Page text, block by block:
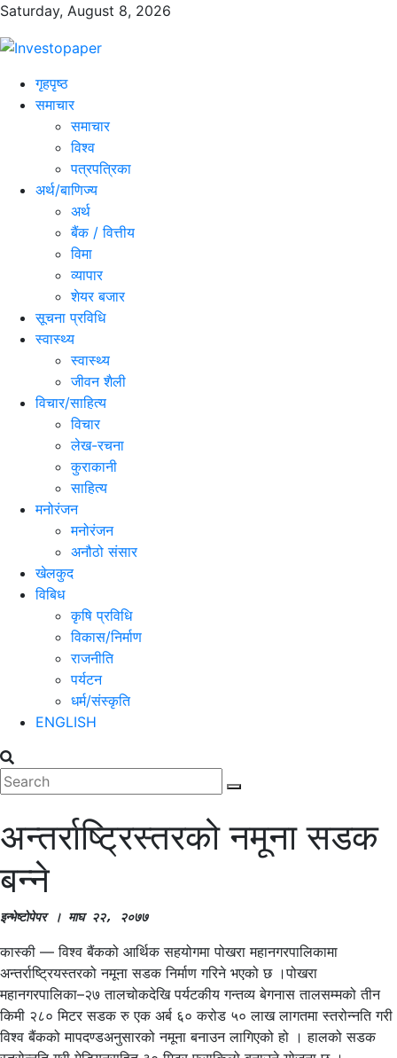
Saturday, August 8, 2026
गृहपृष्ठ
समाचार
समाचार
विश्व
पत्रपत्रिका
अर्थ/बाणिज्य
अर्थ
बैंक / वित्तीय
विमा
व्यापार
शेयर बजार
सूचना प्रविधि
स्वास्थ्य
स्वास्थ्य
जीवन शैली
विचार/साहित्य
विचार
लेख-रचना
कुराकानी
साहित्य
मनोरंजन
मनोरंजन
अनौठो संसार
खेलकुद
विबिध
कृषि प्रविधि
विकास/निर्माण
राजनीति
पर्यटन
धर्म/संस्कृति
ENGLISH
अन्तर्राष्ट्रिस्तरको नमूना सडक
बन्ने
इन्भेष्टाेपेपर । माघ २२, २०७७
कास्की — विश्व बैंकको आर्थिक सहयोगमा पोखरा महानगरपालिकामा
अन्तर्राष्ट्रियस्तरको नमूना सडक निर्माण गरिने भएको छ ।पोखरा
महानगरपालिका–२७ तालचोकदेखि पर्यटकीय गन्तव्य बेगनास तालसम्मको तीन
किमी २८० मिटर सडक रु एक अर्ब ६० करोड ५० लाख लागतमा स्तरोन्नति गरी
विश्व बैंकको मापदण्डअनुसारको नमूना बनाउन लागिएको हो । हालको सडक